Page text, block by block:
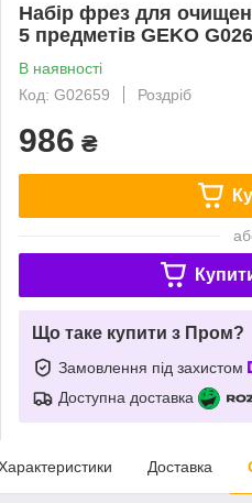
Набір фрез для
5 предметів GEKO
В наявності
Код: G02659
Роздріб
986 ₴
Що таке купити з Пром?
Замовлення під захистом
Доступна доставка
Доставка